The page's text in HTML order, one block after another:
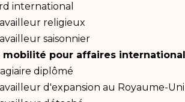
international
religieux
saisonnier
mobilité pour affaires
diplômé
d'expansion au Royaume-Uni